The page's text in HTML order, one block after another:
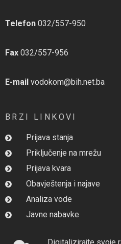
Telefon 032/557-950
Fax 032/557-956
E-mail vodokom@bih.net.ba
BRZI LINKOVI
Prijava stanja
Priključenje na mrežu
Prijava kvara
Obavještenja i najave
Analiza vode
Javne nabavke